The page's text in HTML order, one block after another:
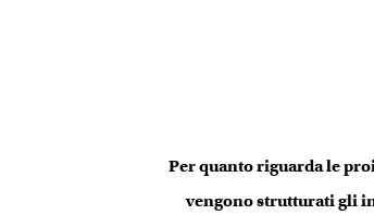
Per quanto riguarda le
vengono strutturati gli